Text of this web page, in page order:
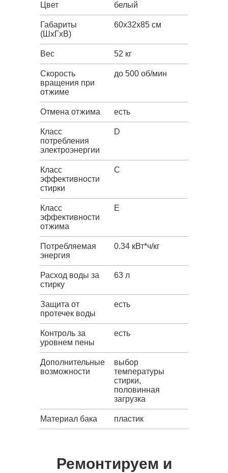
Цвет белый
Габариты
(ШxГxВ)
60x32x85 см
Вес 52 кг
Скорость
вращения при
отжиме
до 500 об/мин
Отмена отжима есть
Класс
потребления
электроэнергии
D
Класс
эффективности
стирки
C
Класс
эффективности
отжима
E
Потребляемая
энергия
0.34 кВт*ч/кг
Расход воды за
стирку
63 л
Защита от
протечек воды
есть
Контроль за
уровнем пены
есть
Дополнительные
возможности
выбор
температуры
стирки,
половинная
загрузка
Материал бака пластик
Ремонтируем и